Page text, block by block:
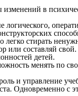
в
стирать
составляй свой.
детей.
менять по
и управление
Одновременно с